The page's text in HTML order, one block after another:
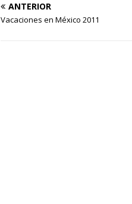
ANTERIOR
Vacaciones en México 2011